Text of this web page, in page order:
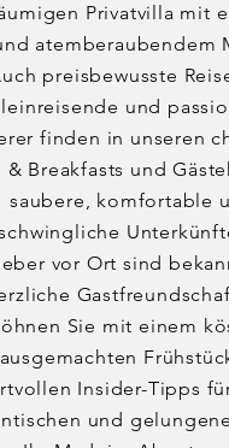
Privatvilla mit
atemberaubendem
preisbewusste
und
finden in unseren
& Breakfasts und
saubere, komfortable
vor Ort sind
Sie mit einem
Insider-Tipps
und